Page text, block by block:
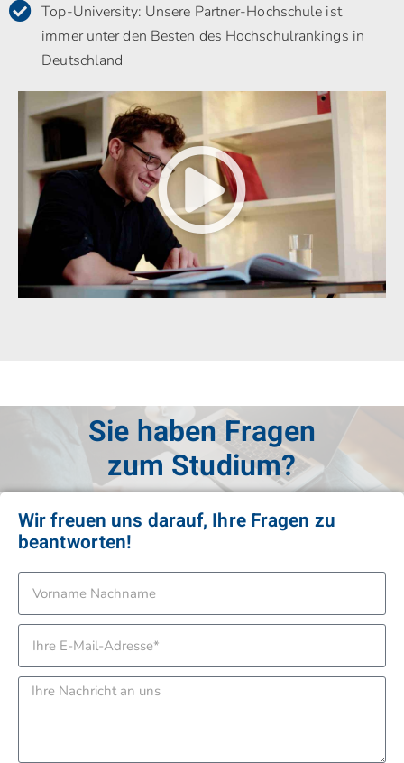
Top-University: Unsere Partner-Hochschule ist
immer unter den Besten des Hochschulrankings in
Deutschland
Sie haben Fragen
zur Anmeldung?
Wir freuen uns darauf, Ihre Fragen zu
beantworten!